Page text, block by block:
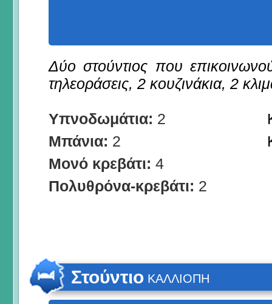
Δύο στούντιος που
τηλεοράσεις, 2 κουζινάκια, 2
Υπνοδωμάτια: 2
Μπάνια: 2
Μονό κρεβάτι: 4
Πολυθρόνα-κρεβάτι: 2
Στούντιο ΚΑΛΛΙΟΠΗ